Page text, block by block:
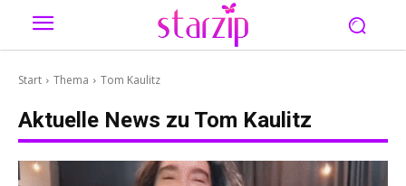
Start Thema Tom Kaulitz
Aktuelle News zu Tom Kaulitz